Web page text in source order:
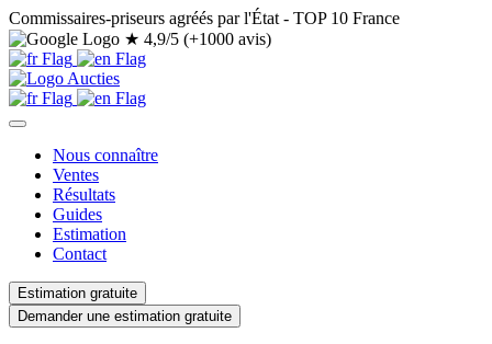
Commissaires-priseurs agréés par l'État - TOP 10 France
★ 4,9/5 (+1000 avis)
Nous connaître
Ventes
Résultats
Guides
Estimation
Contact
Estimation gratuite
Demander une estimation gratuite